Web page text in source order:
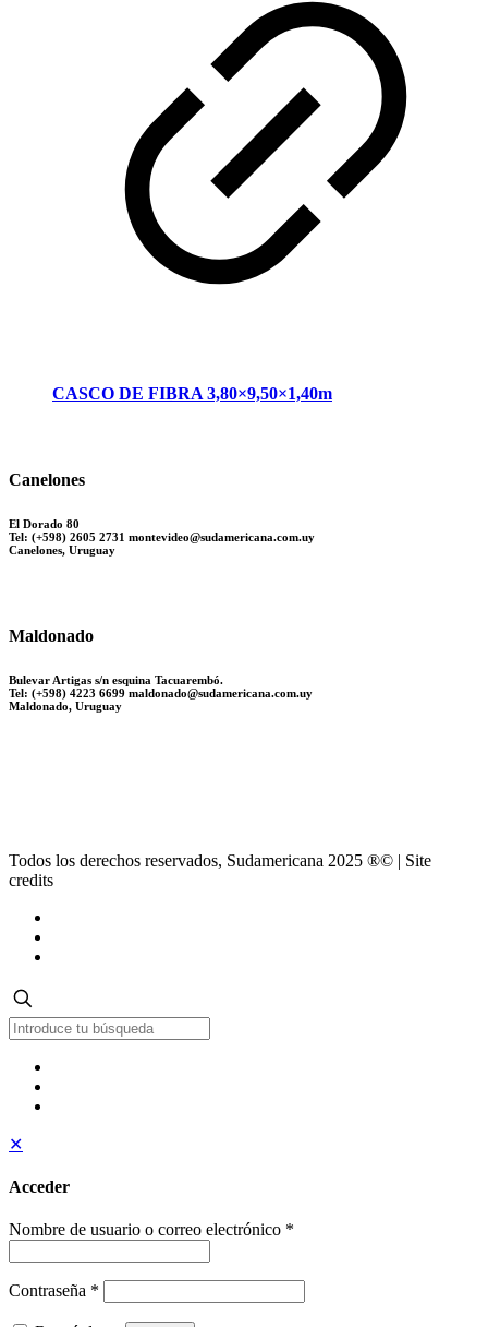
CASCO DE FIBRA 3,80×9,50×1,40m
Canelones
El Dorado 80
Tel: (+598) 2605 2731 montevideo@sudamericana.com.uy
Canelones, Uruguay
Maldonado
Bulevar Artigas s/n esquina Tacuarembó.
Tel: (+598) 4223 6699 maldonado@sudamericana.com.uy
Maldonado, Uruguay
Todos los derechos reservados, Sudamericana 2025 ®© | Site
credits
✕
Acceder
Nombre de usuario o correo electrónico *
Contraseña *